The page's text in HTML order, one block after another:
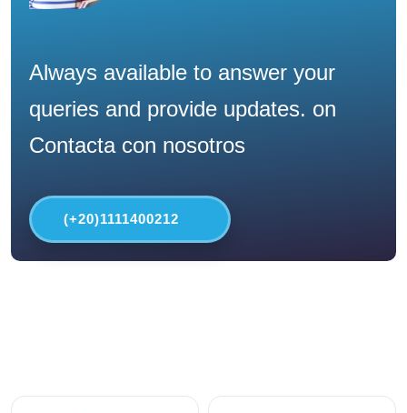
Always available to answer your
queries and provide updates. on
Contacta con nosotros
(+20)1111400212